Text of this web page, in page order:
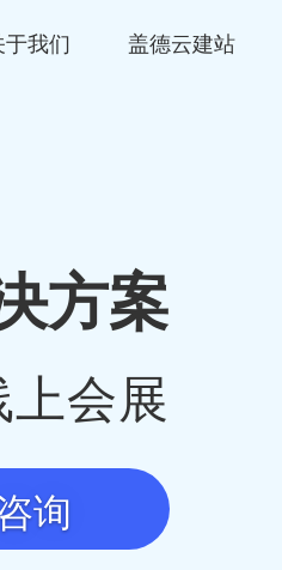
于我们 盖德云建站
方案
会展
询